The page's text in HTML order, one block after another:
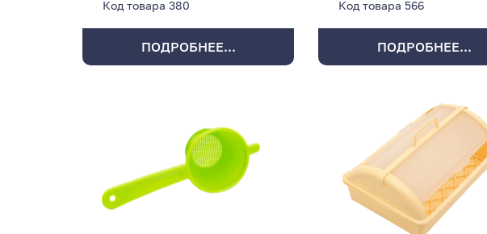
Код товара 380
ПОДРОБНЕЕ...
Код товара 566
ПОДРОБНЕЕ...